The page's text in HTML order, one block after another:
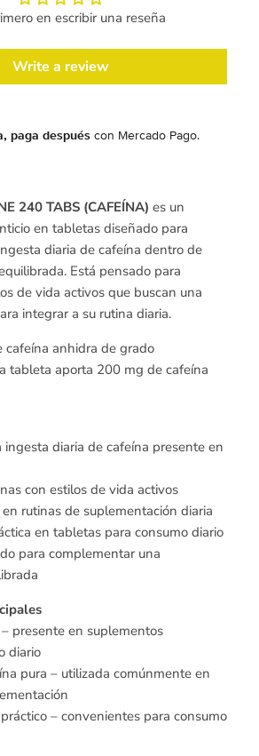
en escribir una reseña
Write a review
paga después con Mercado Pago.
240 TABS (CAFEÍNA) es un
en tabletas diseñado para
diaria de cafeína dentro de
Está pensado para
de vida activos que buscan una
integrar a su rutina diaria.
cafeína anhidra de grado
tableta aporta 200 mg de cafeína
ingesta diaria de cafeína presente en
con estilos de vida activos
rutinas de suplementación diaria
en tabletas para consumo diario
para complementar una
presente en suplementos
diario
pura – utilizada comúnmente en
– convenientes para consumo